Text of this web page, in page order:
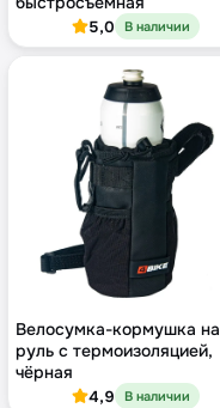
5,0 В наличии
Велосумка-кормушка на
руль с термоизоляцией,
чёрная
4,9 В наличии